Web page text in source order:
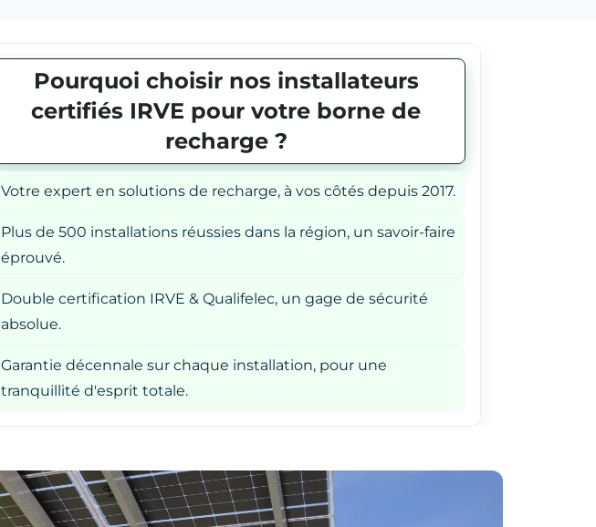
Pourquoi choisir nos installateurs
certifiés IRVE pour votre borne de
recharge ?
Votre expert en solutions de recharge, à vos côtés depuis 2017.
Plus de 500 installations réussies dans la région, un savoir-faire
éprouvé.
Double certification IRVE & Qualifelec, un gage de sécurité
absolue.
Garantie décennale sur chaque installation, pour une
tranquillité d'esprit totale.